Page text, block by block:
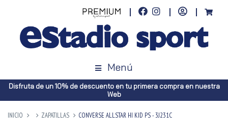
Menú
Disfruta de un 10% de descuento en tu primera compra en nuestra
Web
INICIO ZAPATILLAS CONVERSE ALLSTAR HI KID PS - 3J231C